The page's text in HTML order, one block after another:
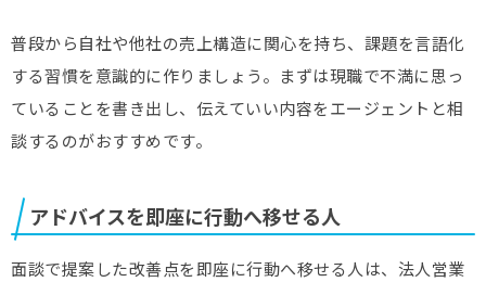
普段から自社や他社の売上構造に関心を持ち、課題を言語化
する習慣を意識的に作りましょう。まずは現職で不満に思っ
ていることを書き出し、伝えていい内容をエージェントと相
談するのがおすすめです。
アドバイスを即座に行動へ移せる人
面談で提案した改善点を即座に行動へ移せる人は、法人営業